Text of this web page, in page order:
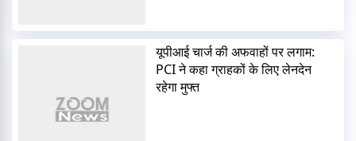
यूपीआई चार्ज की अफवाहों पर लगाम:
PCI ने कहा ग्राहकों के लिए लेनदेन
रहेगा मुफ्त